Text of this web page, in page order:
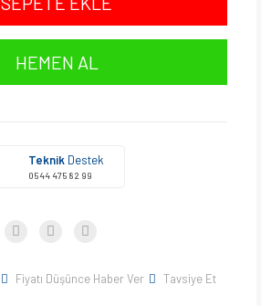
HEMEN AL
Teknik Destek
0544 475 82 99
Fiyatı Düşünce Haber Ver Tavsiye Et